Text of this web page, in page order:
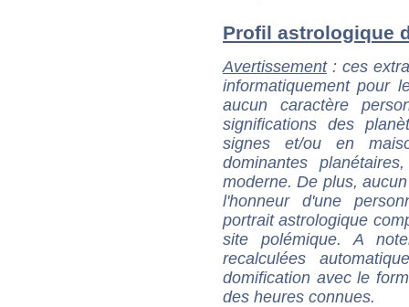
Profil astrologique
Avertissement: ces
informatiquement pour
aucun caractère
significations des
signes et/ou en
dominantes
moderne. De plus,
l'honneur d'une
portrait astrologique
site polémique. A
recalculées
domification avec le
des heures connues.